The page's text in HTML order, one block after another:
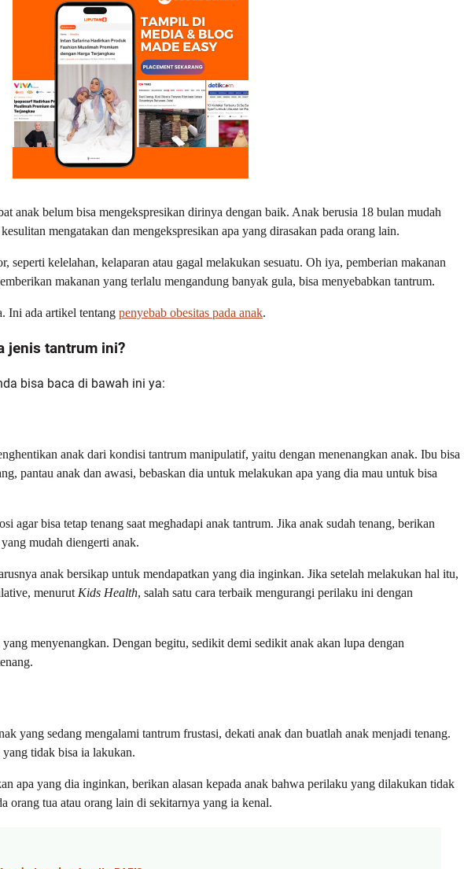
anak belum bisa mengekspresikan dirinya dengan baik. Anak berusia 18 bulan mudah
mengatakan dan mengekspresikan apa yang dirasakan pada orang lain.
seperti kelelahan, kelaparan atau gagal melakukan sesuatu. Oh iya, pemberian makanan
makanan yang terlalu mengandung banyak gula, bisa menyebabkan tantrum.
Ini ada artikel tentang penyebab obesitas pada anak.
jenis tantrum ini?
bisa baca di bawah ini ya:
anak dari kondisi tantrum manipulatif, yaitu dengan menenangkan anak. Ibu bisa
pantau anak dan awasi, bebaskan dia untuk melakukan apa yang dia mau untuk bisa
agar bisa tetap tenang saat meghadapi anak tantrum. Jika anak sudah tenang, berikan
mudah diengerti anak.
anak bersikap untuk mendapatkan yang dia inginkan. Jika setelah melakukan hal itu,
menurut Kids Health, salah satu cara terbaik mengurangi perilaku ini dengan
menyenangkan. Dengan begitu, sedikit demi sedikit anak akan lupa dengan
yang sedang mengalami tantrum frustasi, dekati anak dan buatlah anak menjadi tenang.
tidak bisa ia lakukan.
apa yang dia inginkan, berikan alasan kepada anak bahwa perilaku yang dilakukan tidak
orang tua atau orang lain di sekitarnya yang ia kenal.